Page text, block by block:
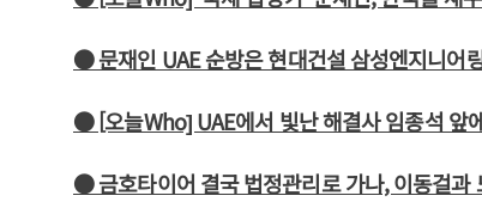
● 문재인 UAE 순방은 현대건설 삼성엔지니어
● [오늘Who] UAE에서 빛난 해결사 임종석 앞
● 금호타이어 결국 법정관리로 가나, 이동걸과